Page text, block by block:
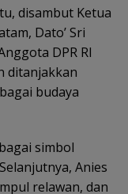
disambut Ketua
Dato’ Sri
DPR RI
ditanjakkan
budaya
simbol
Anies
relawan, dan